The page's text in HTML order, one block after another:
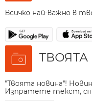
Всичко най-важно в
"Твоята новина"!
Изпратете текст,